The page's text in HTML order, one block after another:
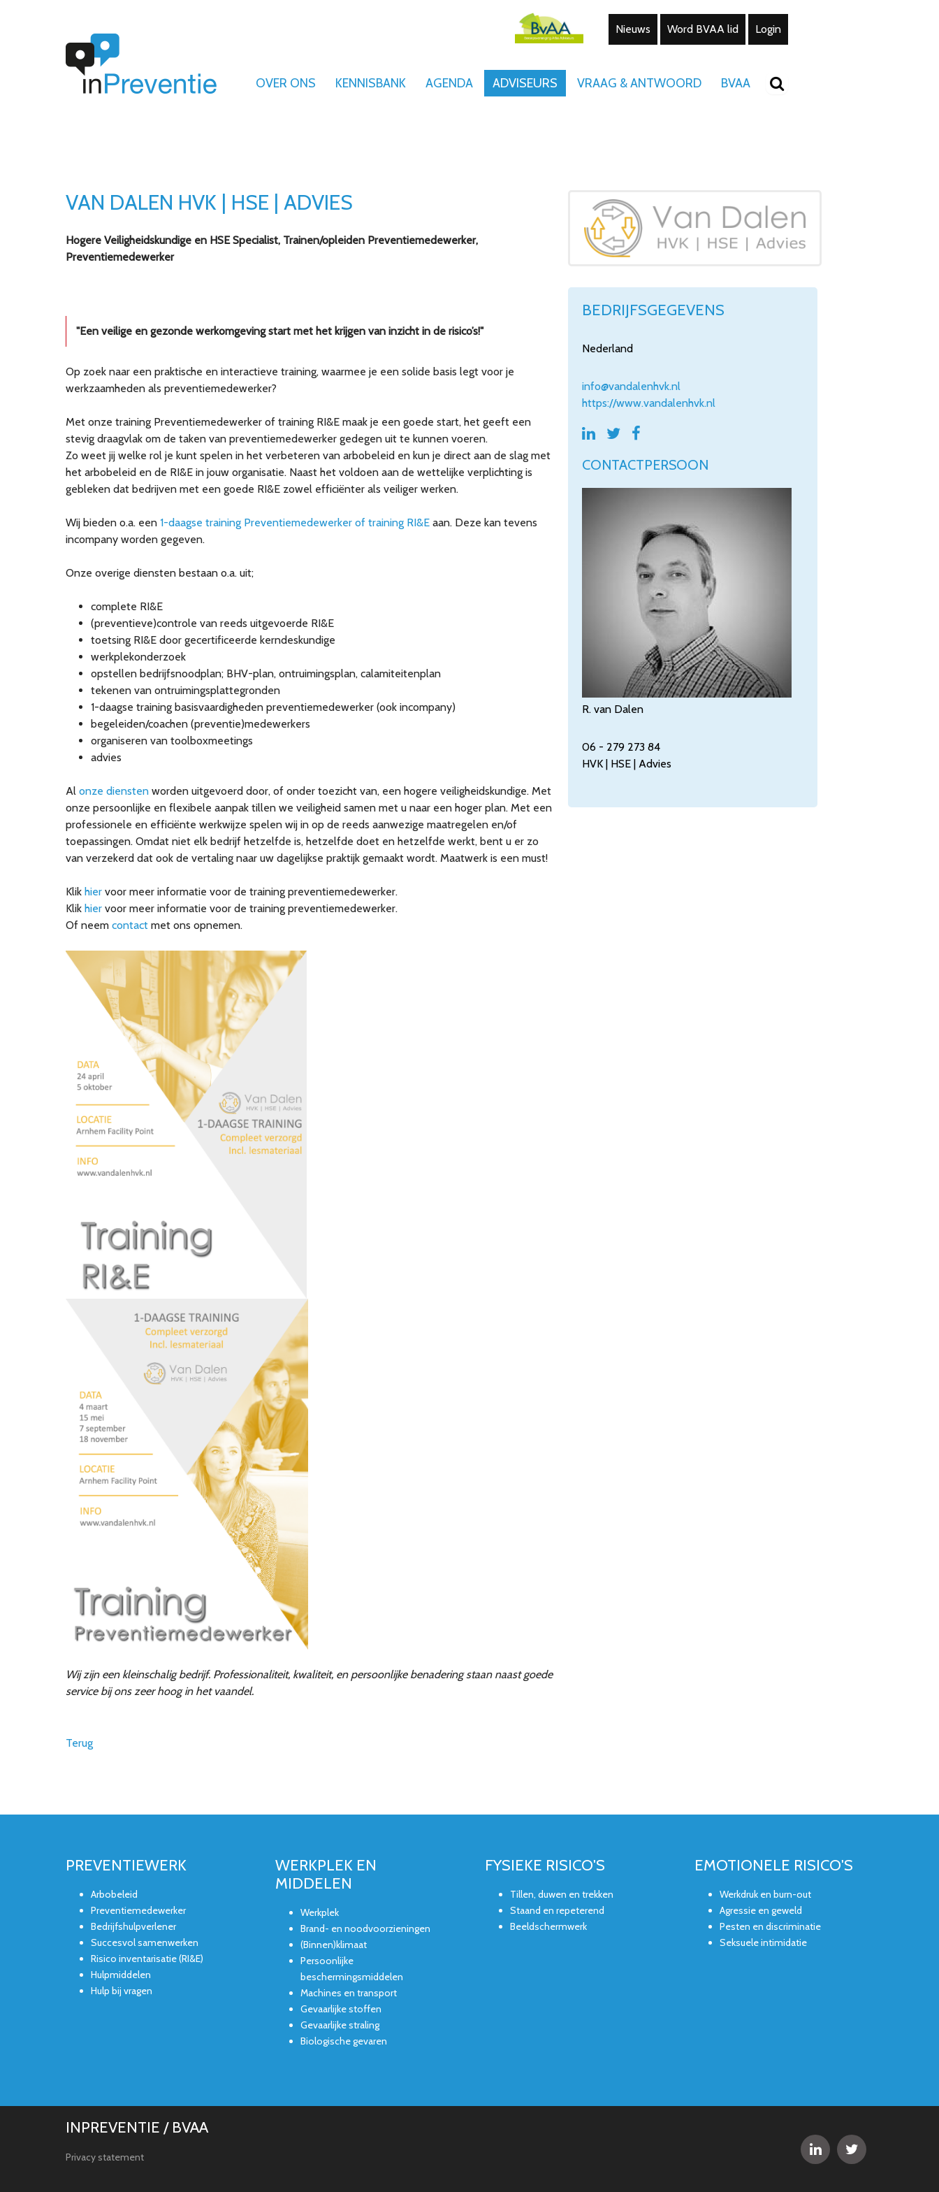
Nieuws Word BVAA lid Login
OVER ONS KENNISBANK AGENDA ADVISEURS VRAAG & ANTWOORD BVAA
U bevindt zich hier:
VAN DALEN HVK | HSE | ADVIES
Hogere Veiligheidskundige en HSE Specialist, Trainen/opleiden Preventiemedewerker,
Preventiemedewerker
"Een veilige en gezonde werkomgeving start met het krijgen van inzicht in de risico’s!"
Op zoek naar een praktische en interactieve training, waarmee je een solide basis legt voor je
werkzaamheden als preventiemedewerker?
Met onze training Preventiemedewerker of training RI&E maak je een goede start, het geeft een
stevig draagvlak om de taken van preventiemedewerker gedegen uit te kunnen voeren.
Zo weet jij welke rol je kunt spelen in het verbeteren van arbobeleid en kun je direct aan de slag met
het arbobeleid en de RI&E in jouw organisatie. Naast het voldoen aan de wettelijke verplichting is
gebleken dat bedrijven met een goede RI&E zowel efficiënter als veiliger werken.
Wij bieden o.a. een 1-daagse training Preventiemedewerker of training RI&E aan. Deze kan tevens
incompany worden gegeven.
Onze overige diensten bestaan o.a. uit;
complete RI&E
(preventieve)controle van reeds uitgevoerde RI&E
toetsing RI&E door gecertificeerde kerndeskundige
werkplekonderzoek
opstellen bedrijfsnoodplan; BHV-plan, ontruimingsplan, calamiteitenplan
tekenen van ontruimingsplattegronden
1-daagse training basisvaardigheden preventiemedewerker (ook incompany)
begeleiden/coachen (preventie)medewerkers
organiseren van toolboxmeetings
advies
Al onze diensten worden uitgevoerd door, of onder toezicht van, een hogere veiligheidskundige. Met
onze persoonlijke en flexibele aanpak tillen we veiligheid samen met u naar een hoger plan. Met een
professionele en efficiënte werkwijze spelen wij in op de reeds aanwezige maatregelen en/of
toepassingen. Omdat niet elk bedrijf hetzelfde is, hetzelfde doet en hetzelfde werkt, bent u er zo
van verzekerd dat ook de vertaling naar uw dagelijkse praktijk gemaakt wordt. Maatwerk is een must!
Klik hier voor meer informatie voor de training preventiemedewerker.
Klik hier voor meer informatie voor de training preventiemedewerker.
Of neem contact met ons opnemen.
Wij zijn een kleinschalig bedrijf. Professionaliteit, kwaliteit, en persoonlijke benadering staan naast goede
service bij ons zeer hoog in het vaandel.
Terug
BEDRIJFSGEGEVENS
Nederland
info@vandalenhvk.nl
https://www.vandalenhvk.nl
  
CONTACTPERSOON
R. van Dalen
06 - 279 273 84
HVK | HSE | Advies
PREVENTIEWERK
Arbobeleid
Preventiemedewerker
Bedrijfshulpverlener
Succesvol samenwerken
Risico inventarisatie (RI&E)
Hulpmiddelen
Hulp bij vragen
WERKPLEK EN
MIDDELEN
Werkplek
Brand- en noodvoorzieningen
(Binnen)klimaat
Persoonlijke
beschermingsmiddelen
Machines en transport
Gevaarlijke stoffen
Gevaarlijke straling
Biologische gevaren
FYSIEKE RISICO'S
Tillen, duwen en trekken
Staand en repeterend
Beeldschermwerk
EMOTIONELE RISICO'S
Werkdruk en burn-out
Agressie en geweld
Pesten en discriminatie
Seksuele intimidatie
INPREVENTIE / BVAA
Privacy statement
 